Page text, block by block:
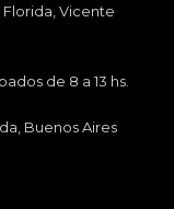
Vicente
de 8 a 13 hs.
Buenos Aires